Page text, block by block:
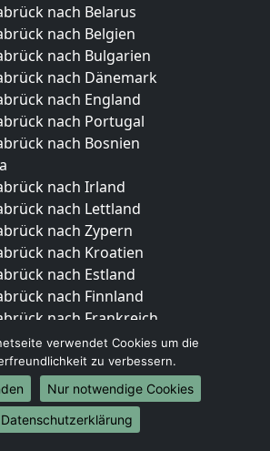
nach Belarus
nach Belgien
nach Bulgarien
nach Dänemark
nach England
nach Portugal
nach Bosnien
nach Irland
nach Lettland
nach Zypern
nach Kroatien
nach Estland
nach Finnland
nach Frankreich
nach Griechenland
nach Italien
nach Liechtenstein
nach Luxemburg
nach Niederlande
verwendet Cookies um die
zu verbessern.
Nur notwendige Cookies
Datenschutzerklärung